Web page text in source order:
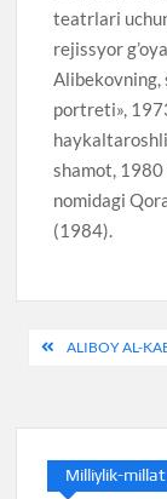
teatrlari
rejissyor
Alibekovning,
portreti»,
shamot,
nomidagi
(1984).
PostALIBOY AL-
Milliylik-millat